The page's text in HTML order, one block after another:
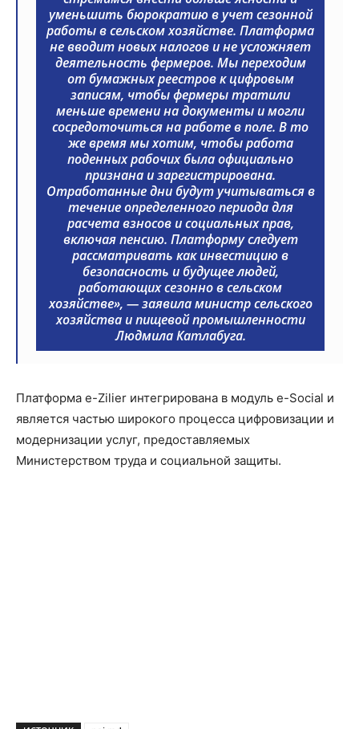
уменьшить бюрократию в учет сезонной
работы в сельском хозяйстве. Платформа
не вводит новых налогов и не усложняет
деятельность фермеров. Мы переходим
от бумажных реестров к цифровым
записям, чтобы фермеры тратили
меньше времени на документы и могли
сосредоточиться на работе в поле. В то
же время мы хотим, чтобы работа
поденных рабочих была официально
признана и зарегистрирована.
Отработанные дни будут учитываться в
течение определенного периода для
расчета взносов и социальных прав,
включая пенсию. Платформу следует
рассматривать как инвестицию в
безопасность и будущее людей,
работающих сезонно в сельском
хозяйстве», — заявила министр сельского
хозяйства и пищевой промышленности
Людмила Катлабуга.
Платформа e-Zilier интегрирована в модуль e-Social и
является частью широкого процесса цифровизации и
модернизации услуг, предоставляемых
Министерством труда и социальной защиты.